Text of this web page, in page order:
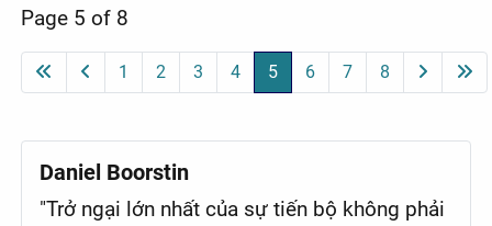
Page 5 of 8
1 2 3 4 5 6 7 8
Daniel Boorstin
"Trở ngại lớn nhất của sự tiến bộ không phải